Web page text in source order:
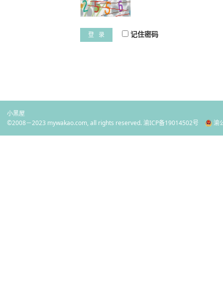
登 录 记住密码
小黑屋
©2008－2023 mywakao.com, all rights reserved.渝ICP备19014502号 渝